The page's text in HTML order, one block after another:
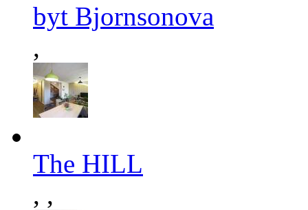
byt Bjornsonova
,
The HILL
, ,